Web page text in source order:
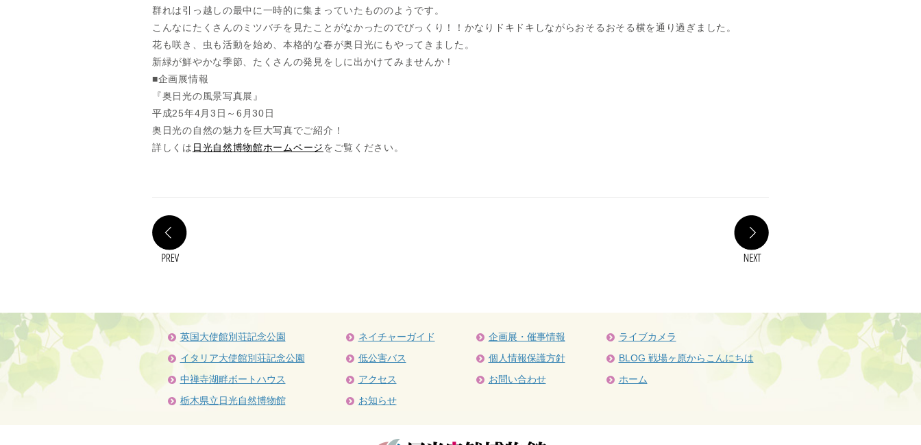
群れは引っ越しの最中に一時的に集まっていたもののようです。
こんなにたくさんのミツバチを見たことがなかったのでびっくり！！かなりドキドキしながらおそるおそる横を通り過ぎました。
花も咲き、虫も活動を始め、本格的な春が奥日光にもやってきました。
新緑が鮮やかな季節、たくさんの発見をしに出かけてみませんか！
■企画展情報
『奥日光の風景写真展』
平成25年4月3日～6月30日
奥日光の自然の魅力を巨大写真でご紹介！
詳しくは 日光自然博物館ホームページをご覧ください。
英国大使館別荘記念公園
イタリア大使館別荘記念公園
中禅寺湖畔ボートハウス
栃木県立日光自然博物館
ネイチャーガイド
低公害バス
アクセス
お知らせ
企画展・催事情報
個人情報保護方針
お問い合わせ
ライブカメラ
BLOG 戦場ヶ原からこんにちは
ホーム